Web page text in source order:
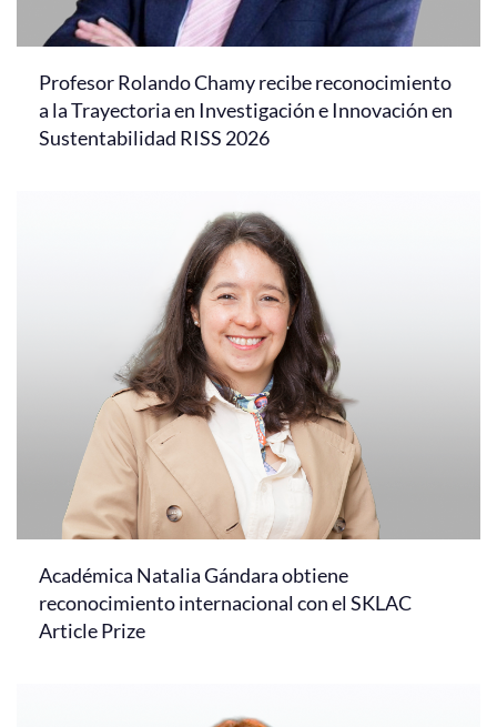
Profesor Rolando Chamy recibe reconocimiento
a la Trayectoria en Investigación e Innovación en
Sustentabilidad RISS 2026
Académica Natalia Gándara obtiene
reconocimiento internacional con el SKLAC
Article Prize